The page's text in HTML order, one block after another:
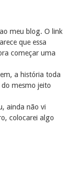
meu blog. O link
que essa
começar uma
a história toda
mesmo jeito
ainda não vi
colocarei algo